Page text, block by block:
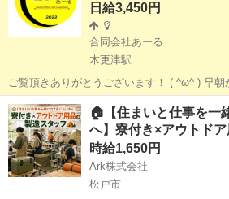
日給3,450円
合同会社あーる
木更津駅
ご覧頂きありがとうございます！ ( ^ω^ ) 早朝か午後からの3時間の小
荷物の仕分け アルバイトです！！ 扱う小荷物は某通販サイトの小物商
品に なりますので殆どが女性のアルバイトさ
千葉 木更津市 木更津駅 仕分け
🏠【住まいと仕事を一
へ】寮付き×アウトド
時給1,650円
Ark株式会社
松戸市